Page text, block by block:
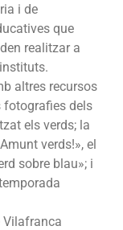
i de
que
realitzar a
altres recursos
fotografies dels
els verds; la
verds!», el
sobre blau»; i
Vilafranca